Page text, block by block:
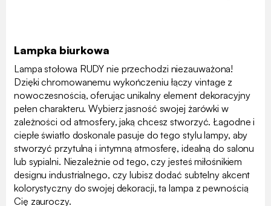
Lampka biurkowa
Lampa stołowa RUDY nie przechodzi niezauważona!
Dzięki chromowanemu wykończeniu łączy vintage z
nowoczesnością, oferując unikalny element dekoracyjny
pełen charakteru. Wybierz jasność swojej żarówki w
zależności od atmosfery, jaką chcesz stworzyć. Łagodne i
ciepłe światło doskonale pasuje do tego stylu lampy, aby
stworzyć przytulną i intymną atmosferę, idealną do salonu
lub sypialni. Niezależnie od tego, czy jesteś miłośnikiem
designu industrialnego, czy lubisz dodać subtelny akcent
kolorystyczny do swojej dekoracji, ta lampa z pewnością
Cię zauroczy.